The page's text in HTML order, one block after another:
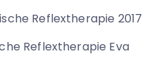
Reflextherapie 2017
Reflextherapie Eva